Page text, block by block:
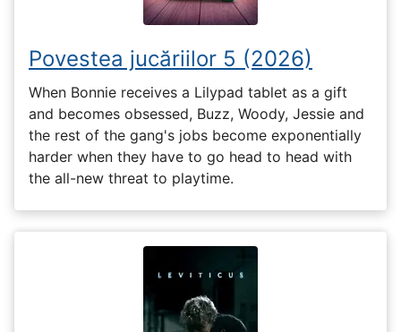
Povestea jucăriilor 5 (2026)
When Bonnie receives a Lilypad tablet as a gift
and becomes obsessed, Buzz, Woody, Jessie and
the rest of the gang's jobs become exponentially
harder when they have to go head to head with
the all-new threat to playtime.